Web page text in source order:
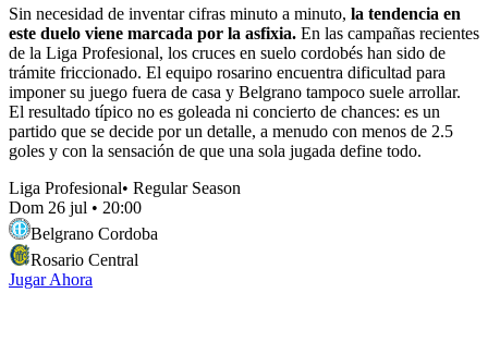
Sin necesidad de inventar cifras minuto a minuto, la tendencia en
este duelo viene marcada por la asfixia. En las campañas recientes
de la Liga Profesional, los cruces en suelo cordobés han sido de
trámite friccionado. El equipo rosarino encuentra dificultad para
imponer su juego fuera de casa y Belgrano tampoco suele arrollar.
El resultado típico no es goleada ni concierto de chances: es un
partido que se decide por un detalle, a menudo con menos de 2.5
goles y con la sensación de que una sola jugada define todo.
Liga Profesional• Regular Season
Dom 26 jul • 20:00
Belgrano Cordoba
Rosario Central
Jugar Ahora